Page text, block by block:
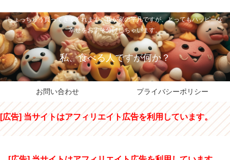
しょっちゅう買ってきてくれます。我が家の平凡ですが、とってもハッピーな
幸せをおすそ分けしちゃいます。
私、食べる人ですが何か？
お問い合わせ プライバシーポリシー
[広告] 当サイトはアフィリエイト広告を利用しています。